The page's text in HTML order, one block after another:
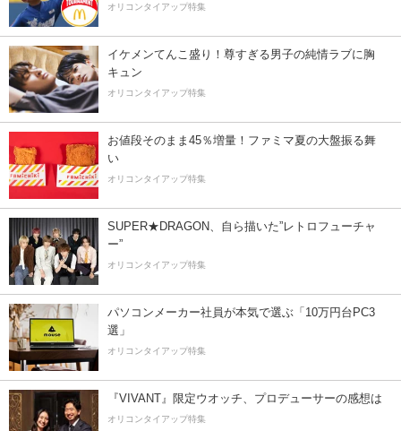
オリコンタイアップ特集
イケメンてんこ盛り！尊すぎる男子の純情ラブに胸
キュン
オリコンタイアップ特集
お値段そのまま45％増量！ファミマ夏の大盤振る舞
い
オリコンタイアップ特集
SUPER★DRAGON、自ら描いた”レトロフューチャ
ー”
オリコンタイアップ特集
パソコンメーカー社員が本気で選ぶ「10万円台PC3
選」
オリコンタイアップ特集
『VIVANT』限定ウオッチ、プロデューサーの感想は
オリコンタイアップ特集